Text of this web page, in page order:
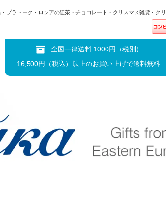
プラトーク・ロシアの紅茶・チョコレート・クリスマス雑貨・ク
全国一律送料 1000円（税別）
16,500円（税込）以上のお買い上げで送料無料